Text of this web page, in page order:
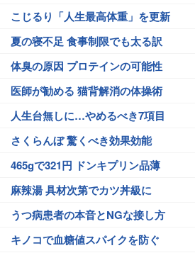
こじるり「人生最高体重」を更新
夏の寝不足 食事制限でも太る訳
体臭の原因 プロテインの可能性
医師が勧める 猫背解消の体操術
人生台無しに…やめるべき7項目
さくらんぼ 驚くべき効果効能
465gで321円 ドンキプリン品薄
麻辣湯 具材次第でカツ丼級に
うつ病患者の本音とNGな接し方
キノコで血糖値スパイクを防ぐ